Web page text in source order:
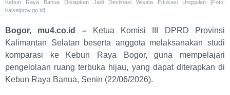
Kebun Raya Banua Disiapkan Jadi Destinasi Wisata Edukasi Unggulan [Foto:
kalselprov.go.id]
Bogor, mu4.co.id –Ketua Komisi III DPRD Provinsi
Kalimantan Selatan beserta anggota melaksanakan studi
komparasi ke Kebun Raya Bogor, guna mempelajari
pengelolaan ruang terbuka hijau, yang dapat diterapkan di
Kebun Raya Banua, Senin (22/06/2026).